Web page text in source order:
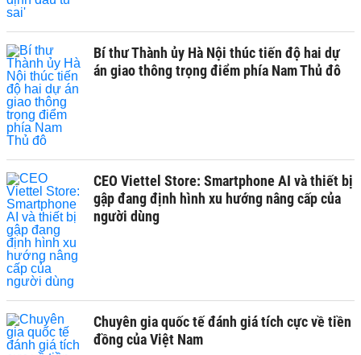
Bí thư Thành ủy Hà Nội thúc tiến độ hai dự
án giao thông trọng điểm phía Nam Thủ đô
CEO Viettel Store: Smartphone AI và thiết bị
gập đang định hình xu hướng nâng cấp của
người dùng
Chuyên gia quốc tế đánh giá tích cực về tiền
đồng của Việt Nam